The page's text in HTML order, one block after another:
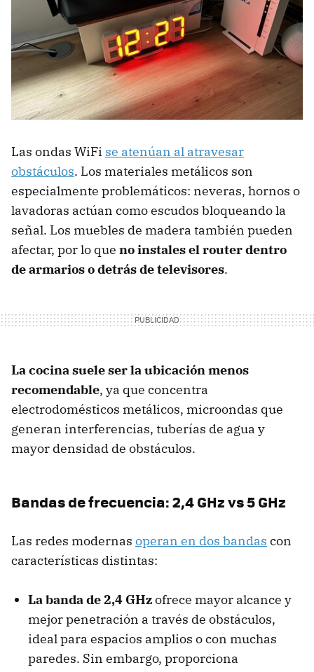
Las ondas WiFi se atenúan al atravesar
obstáculos. Los materiales metálicos son
especialmente problemáticos: neveras, hornos o
lavadoras actúan como escudos bloqueando la
señal. Los muebles de madera también pueden
afectar, por lo que no instales el router dentro
de armarios o detrás de televisores.
La cocina suele ser la ubicación menos
recomendable, ya que concentra
electrodomésticos metálicos, microondas que
generan interferencias, tuberías de agua y
mayor densidad de obstáculos.
Bandas de frecuencia: 2,4 GHz vs 5 GHz
Las redes modernas operan en dos bandas con
características distintas:
La banda de 2,4 GHzofrece mayor alcance y
mejor penetración a través de obstáculos,
ideal para espacios amplios o con muchas
paredes. Sin embargo, proporciona